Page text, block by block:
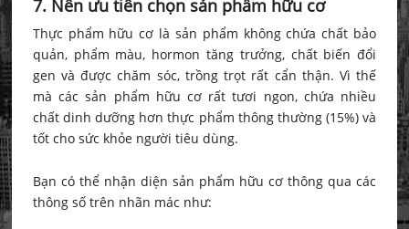
7. Nên ưu tiên chọn sản phẩm hữu cơ
Thực phẩm hữu cơ là sản phẩm không chứa chất bảo
quản, phẩm màu, hormon tăng trưởng, chất biến đổi
gen và được chăm sóc, trồng trọt rất cẩn thận. Vì thế
mà các sản phẩm hữu cơ rất tươi ngon, chứa nhiều
chất dinh dưỡng hơn thực phẩm thông thường (15%) và
tốt cho sức khỏe người tiêu dùng.
Bạn có thể nhận diện sản phẩm hữu cơ thông qua các
thông số trên nhãn mác như: